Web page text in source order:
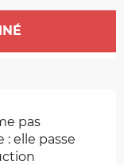
pas
elle passe